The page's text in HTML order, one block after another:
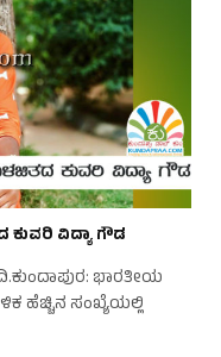
ಕುವರಿ ವಿದ್ಯಾ ಗೌಡ
ಭಾರತೀಯ
ಹೆಚ್ಚಿನ ಸಂಖ್ಯೆಯಲ್ಲಿ